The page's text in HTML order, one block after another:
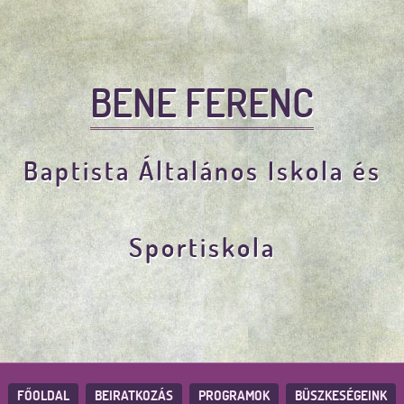
BENE FERENC
Baptista Általános Iskola és
Sportiskola
FŐOLDAL BEIRATKOZÁS PROGRAMOK BÜSZKESÉGEINK